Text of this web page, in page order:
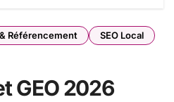
Référencement
SEO Local
GEO 2026